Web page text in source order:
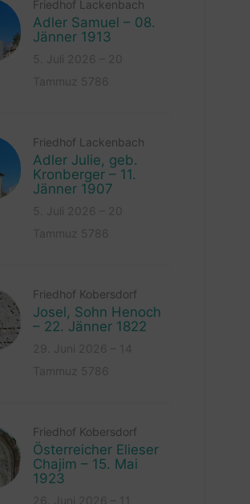
Friedhof Lackenbach
Adler Samuel – 08.
Jänner 1913
Friedhof Lackenbach
Adler Julie, geb.
Kronberger – 11.
Jänner 1907
Friedhof Kobersdorf
Josel, Sohn Henoch
– 22. Jänner 1822
Friedhof Kobersdorf
Österreicher Elieser
Chajim – 15. Mai
1923